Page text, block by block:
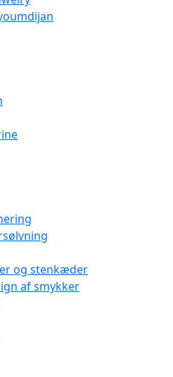
og stenkæder
af smykker